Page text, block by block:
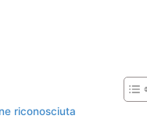
riconosciuta